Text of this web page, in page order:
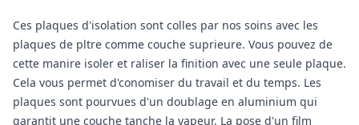
Ces plaques d'isolation sont colles par nos soins avec les
plaques de pltre comme couche suprieure. Vous pouvez de
cette manire isoler et raliser la finition avec une seule plaque.
Cela vous permet d'conomiser du travail et du temps. Les
plaques sont pourvues d'un doublage en aluminium qui
garantit une couche tanche la vapeur. La pose d'un film